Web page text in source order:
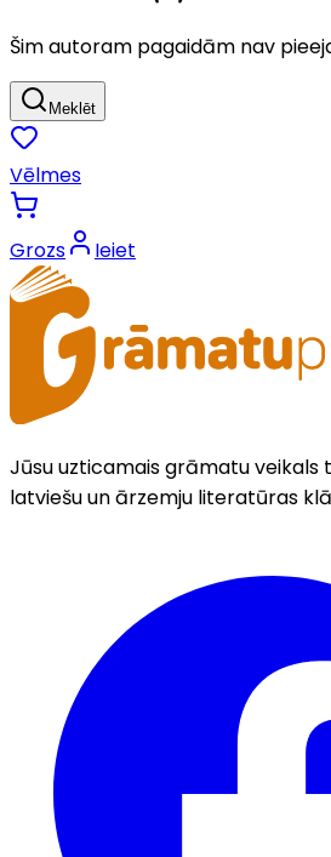
Šim autoram pagaidām nav
Meklēt
Vēlmes
Grozs Ieiet
Jūsu uzticamais grāmatu veikals
latviešu un ārzemju literatūras